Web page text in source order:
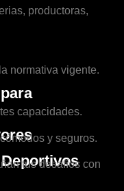
productoras,
normativa vigente.
capacidades.
y seguros.
tus desafíos con